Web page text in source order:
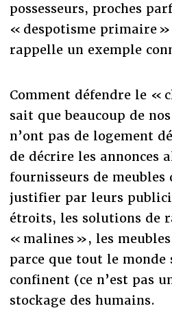
possesseurs, proches
« despotisme primaire
rappelle un exemple
Comment défendre le «
sait que beaucoup de
n’ont pas de logement
de décrire les annonces
fournisseurs de
justifier par leurs
étroits, les solutions de
« malines », les
parce que tout le monde
confinent (ce n’est pas
stockage des humains.